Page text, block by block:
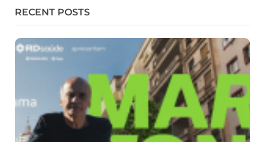
RECENT POSTS